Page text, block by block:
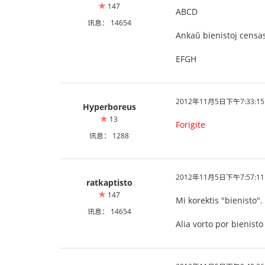
147
讯息： 14654
ABCD
Ankaŭ bienistoj
EFGH
Hyperboreus
13
讯息： 1288
2012年11月5日下午7:33:15
Forigite
ratkaptisto
147
讯息： 14654
2012年11月5日下午7:57:11
Mi korektis "bienisto".
Alia vorto por